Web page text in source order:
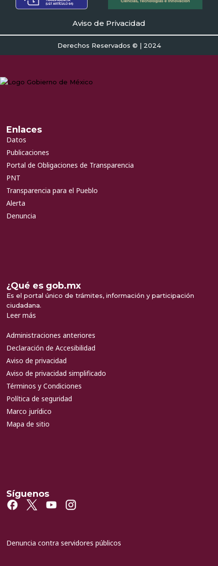
Aviso de Privacidad
Derechos Reservados © | 2024
Enlaces
Datos
Publicaciones
Portal de Obligaciones de Transparencia
PNT
Transparencia para el Pueblo
Alerta
Denuncia
¿Qué es gob.mx
Es el portal único de trámites, información y participación
ciudadana.
Leer más
Administraciones anteriores
Declaración de Accesibilidad
Aviso de privacidad
Aviso de privacidad simplificado
Términos y Condiciones
Política de seguridad
Marco jurídico
Mapa de sitio
Síguenos
Denuncia contra servidores públicos